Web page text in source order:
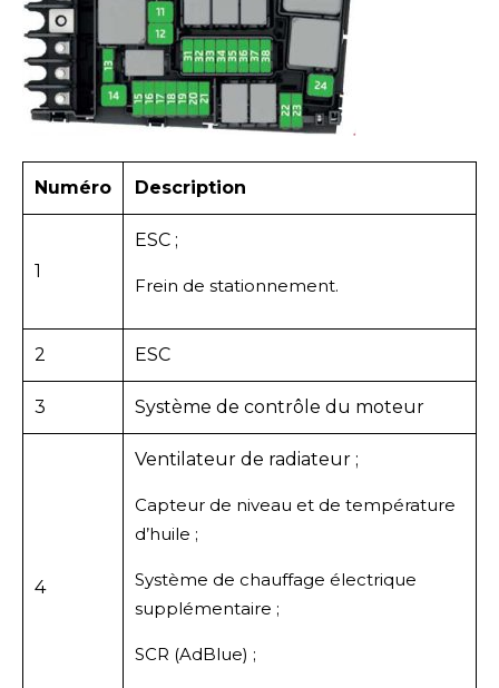
Numéro Description
1
ESC ;
Frein de stationnement.
2 ESC
3 Système de contrôle du moteur
4
Ventilateur de radiateur ;
Capteur de niveau et de température
d’huile ;
Système de chauffage électrique
supplémentaire ;
SCR (AdBlue) ;